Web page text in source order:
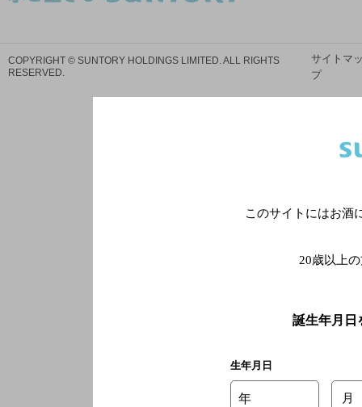
COPYRIGHT © SUNTORY HOLDINGS LIMITED. ALL RIGHTS
RESERVED.
サイトマ
プ
このサイトにはお酒
20歳以上
誕生年月日
生年月日
年 月